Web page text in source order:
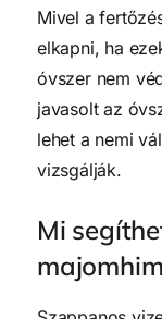
Mivel a
elkapni, ha
óvszer nem
javasolt az
lehet a nemi
vizsgálják.
Mi